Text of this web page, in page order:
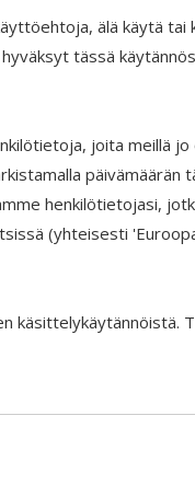
älä käytä tai
tässä
joita meillä jo
päivämäärän
henkilötietojasi,
(yhteisesti
käsittelykäytännöistä.